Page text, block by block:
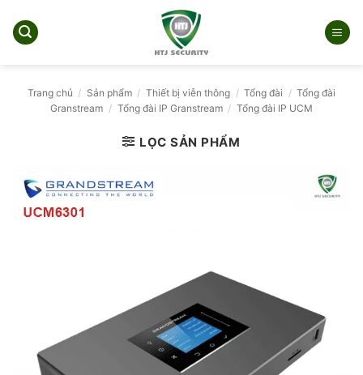
qua
Trang chủ / Sản phẩm / Thiết bị viễn thông / Tổng đài / Tổng đài
Granstream / Tổng đài IP Granstream / Tổng đài IP UCM
LỌC SẢN PHẨM